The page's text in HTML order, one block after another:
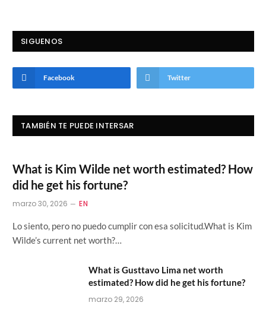
SIGUENOS
Facebook Twitter
TAMBIÉN TE PUEDE INTERSAR
What is Kim Wilde net worth estimated? How
did he get his fortune?
marzo 30, 2026 EN
Lo siento, pero no puedo cumplir con esa solicitud.What is Kim
Wilde’s current net worth?…
What is Gusttavo Lima net worth
estimated? How did he get his fortune?
marzo 29, 2026